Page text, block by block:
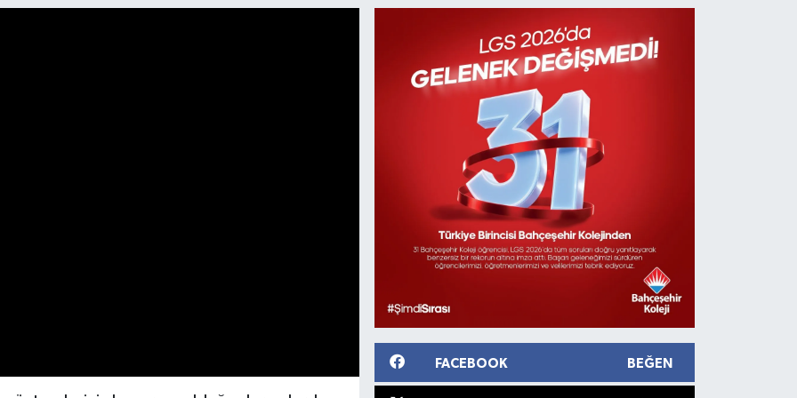
FACEBOOK BEĞEN